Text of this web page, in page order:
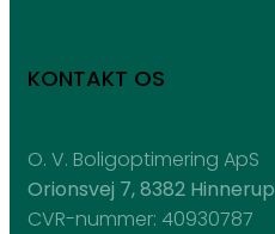
KONTAKT OS
O. V. Boligoptimering ApS
Orionsvej 7, 8382 Hinnerup
CVR-nummer: 40930787